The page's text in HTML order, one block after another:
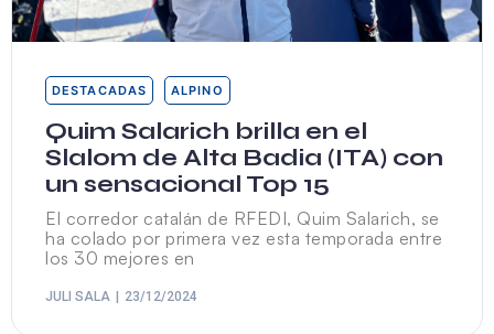
DESTACADAS ALPINO
Quim Salarich brilla en el
Slalom de Alta Badia (ITA) con
un sensacional Top 15
El corredor catalán de RFEDI, Quim Salarich, se
ha colado por primera vez esta temporada entre
los 30 mejores en
JULI SALA 23/12/2024